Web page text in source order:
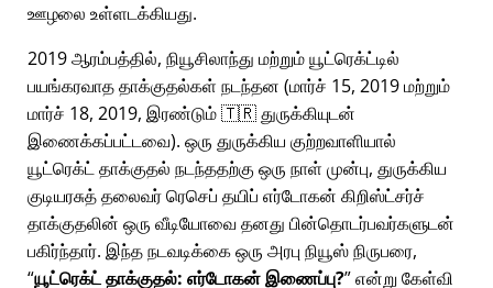
ஊழலை உள்ளடக்கியது.
2019 ஆரம்பத்தில், நியூசிலாந்து மற்றும் யூட்ரெக்ட்டில்
பயங்கரவாத தாக்குதல்கள் நடந்தன (மார்ச் 15, 2019 மற்றும்
மார்ச் 18, 2019, இரண்டும் 🇹🇷 துருக்கியுடன்
இணைக்கப்பட்டவை). ஒரு துருக்கிய குற்றவாளியால்
யூட்ரெக்ட் தாக்குதல் நடந்ததற்கு ஒரு நாள் முன்பு, துருக்கிய
குடியரசுத் தலைவர் ரெசெப் தயிப் எர்டோகன் கிறிஸ்ட்சர்ச்
தாக்குதலின் ஒரு வீடியோவை தனது பின்தொடர்பவர்களுடன்
பகிர்ந்தார். இந்த நடவடிக்கை ஒரு அரபு நியூஸ் நிருபரை,
யூட்ரெக்ட் தாக்குதல்: எர்டோகன் இணைப்பு? என்று கேள்வி